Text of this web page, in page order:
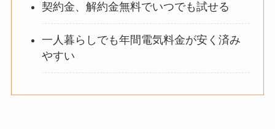
契約金、解約金無料でいつでも試せる
一人暮らしでも年間電気料金が安く済み
やすい